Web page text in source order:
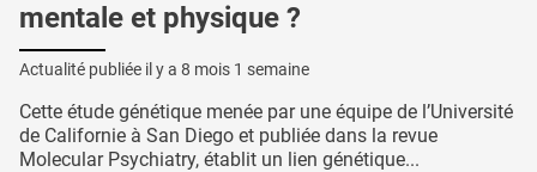
mentale et physique ?
Actualité publiée il y a 8 mois 1 semaine
Cette étude génétique menée par une équipe de l’Université
de Californie à San Diego et publiée dans la revue
Molecular Psychiatry, établit un lien génétique...